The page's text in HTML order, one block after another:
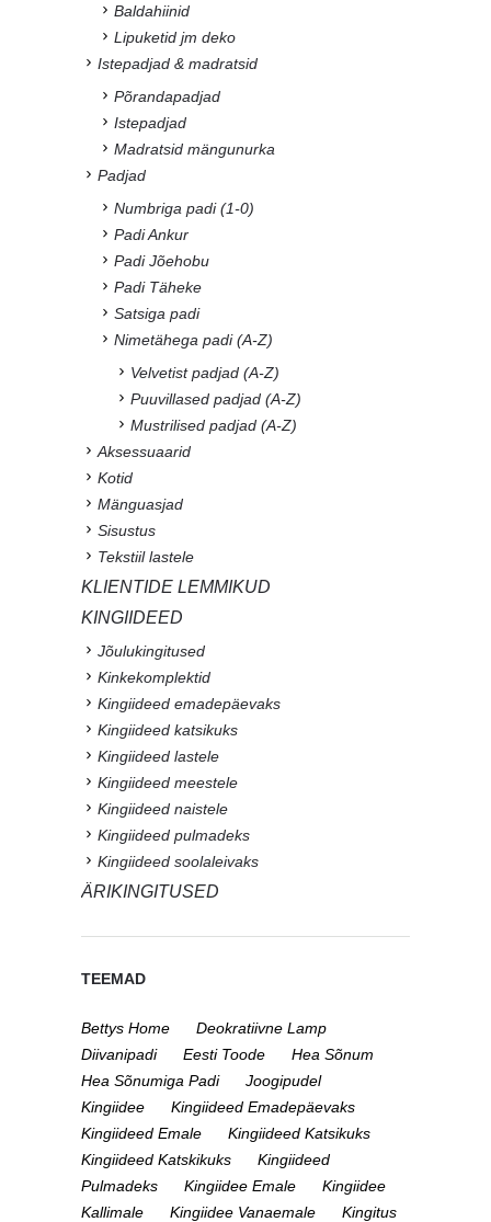
Baldahiinid
Lipuketid jm deko
Istepadjad & madratsid
Põrandapadjad
Istepadjad
Madratsid mängunurka
Padjad
Numbriga padi (1-0)
Padi Ankur
Padi Jõehobu
Padi Täheke
Satsiga padi
Nimetähega padi (A-Z)
Velvetist padjad (A-Z)
Puuvillased padjad (A-Z)
Mustrilised padjad (A-Z)
Aksessuaarid
Kotid
Mänguasjad
Sisustus
Tekstiil lastele
KLIENTIDE LEMMIKUD
KINGIIDEED
Jõulukingitused
Kinkekomplektid
Kingiideed emadepäevaks
Kingiideed katsikuks
Kingiideed lastele
Kingiideed meestele
Kingiideed naistele
Kingiideed pulmadeks
Kingiideed soolaleivaks
ÄRIKINGITUSED
TEEMAD
Bettys Home
Deokratiivne Lamp
Diivanipadi
Eesti Toode
Hea Sõnum
Hea Sõnumiga Padi
Joogipudel
Kingiidee
Kingiideed Emadepäevaks
Kingiideed Emale
Kingiideed Katsikuks
Kingiideed Katskikuks
Kingiideed
Pulmadeks
Kingiidee Emale
Kingiidee
Kallimale
Kingiidee Vanaemale
Kingitus